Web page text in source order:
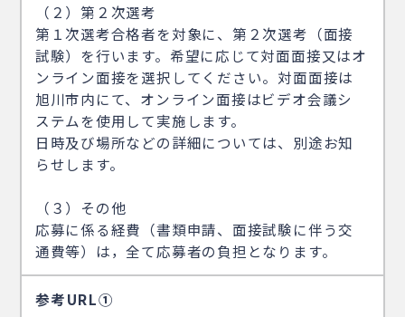
（２）第２次選考
第１次選考合格者を対象に、第２次選考（面接
試験）を行います。希望に応じて対面面接又はオ
ンライン面接を選択してください。対面面接は
旭川市内にて、オンライン面接はビデオ会議シ
ステムを使用して実施します。
日時及び場所などの詳細については、別途お知
らせします。
（３）その他
応募に係る経費（書類申請、面接試験に伴う交
通費等）は，全て応募者の負担となります。
参考URL①